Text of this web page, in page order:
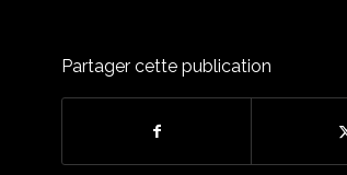
Partager cette publication